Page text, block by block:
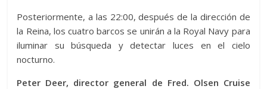
Posteriormente, a las 22:00, después de la dirección de
la Reina, los cuatro barcos se unirán a la Royal Navy para
iluminar su búsqueda y detectar luces en el cielo
nocturno.
Peter Deer, director general de Fred. Olsen Cruise